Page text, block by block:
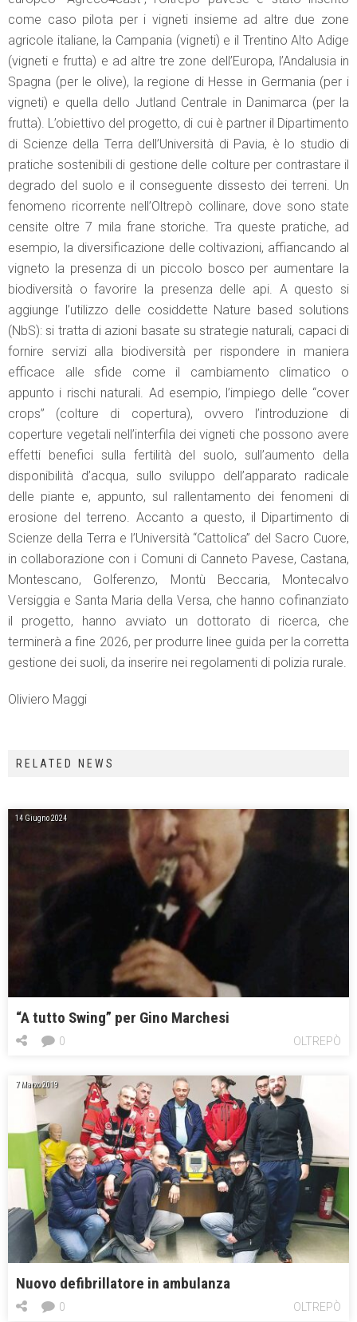
come caso pilota per i vigneti insieme ad altre due zone
agricole italiane, la Campania (vigneti) e il Trentino Alto Adige
(vigneti e frutta) e ad altre tre zone dell’Europa, l’Andalusia in
Spagna (per le olive), la regione di Hesse in Germania (per i
vigneti) e quella dello Jutland Centrale in Danimarca (per la
frutta). L’obiettivo del progetto, di cui è partner il Dipartimento
di Scienze della Terra dell’Università di Pavia, è lo studio di
pratiche sostenibili di gestione delle colture per contrastare il
degrado del suolo e il conseguente dissesto dei terreni. Un
fenomeno ricorrente nell’Oltrepò collinare, dove sono state
censite oltre 7 mila frane storiche. Tra queste pratiche, ad
esempio, la diversificazione delle coltivazioni, affiancando al
vigneto la presenza di un piccolo bosco per aumentare la
biodiversità o favorire la presenza delle api. A questo si
aggiunge l’utilizzo delle cosiddette Nature based solutions
(NbS): si tratta di azioni basate su strategie naturali, capaci di
fornire servizi alla biodiversità per rispondere in maniera
efficace alle sfide come il cambiamento climatico o
appunto i rischi naturali. Ad esempio, l’impiego delle “cover
crops” (colture di copertura), ovvero l’introduzione di
coperture vegetali nell’interfila dei vigneti che possono avere
effetti benefici sulla fertilità del suolo, sull’aumento della
disponibilità d’acqua, sullo sviluppo dell’apparato radicale
delle piante e, appunto, sul rallentamento dei fenomeni di
erosione del terreno. Accanto a questo, il Dipartimento di
Scienze della Terra e l’Università “Cattolica” del Sacro Cuore,
in collaborazione con i Comuni di Canneto Pavese, Castana,
Montescano, Golferenzo, Montù Beccaria, Montecalvo
Versiggia e Santa Maria della Versa, che hanno cofinanziato
il progetto, hanno avviato un dottorato di ricerca, che
terminerà a fine 2026, per produrre linee guida per la corretta
gestione dei suoli, da inserire nei regolamenti di polizia rurale.
Oliviero Maggi
RELATED NEWS
14 Giugno 2024
“A tutto Swing” per Gino Marchesi
OLTREPÒ
0
7 Marzo 2019
Nuovo defibrillatore in ambulanza
OLTREPÒ
0